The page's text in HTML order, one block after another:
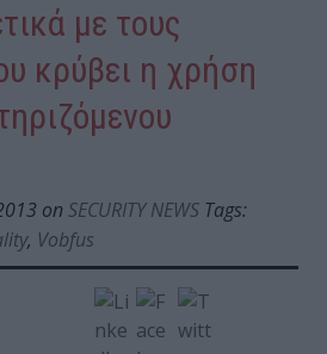
με τους
κρύβει η χρήση
on SECURITY NEWS Tags:
, Vobfus